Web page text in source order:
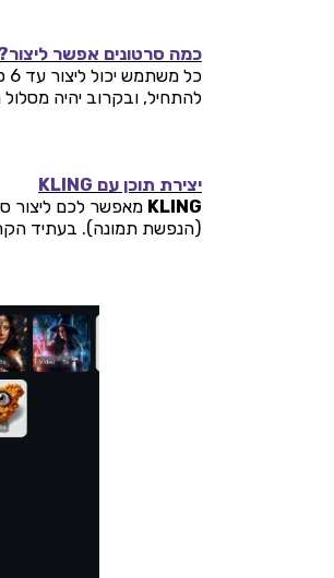
כמה סרטונים אפשר
להתחיל, ובקרוב יהיה מסלול
יצירת תוכן עם KLING
KLING
(הנפשת תמונה). בעתיד